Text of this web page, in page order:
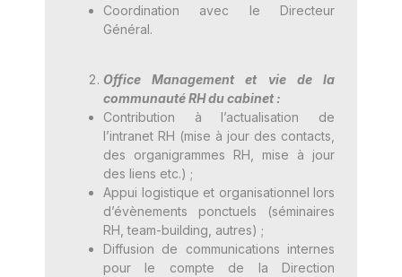
Coordination avec le Directeur
Général.
Office Management et vie de la
communauté RH du cabinet :
Contribution à l’actualisation de
l’intranet RH (mise à jour des contacts,
des organigrammes RH, mise à jour
des liens etc.) ;
Appui logistique et organisationnel lors
d’évènements ponctuels (séminaires
RH, team-building, autres) ;
Diffusion de communications internes
pour le compte de la Direction